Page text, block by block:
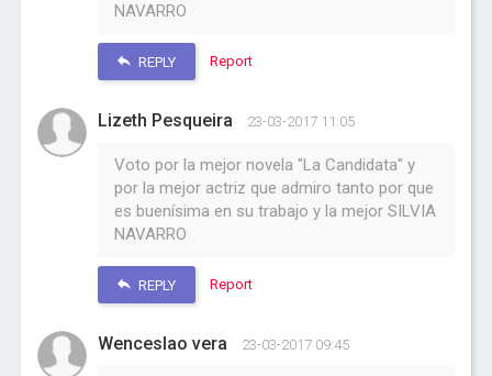
NAVARRO
REPLY Report
Lizeth Pesqueira 23-03-2017 11:05
Voto por la mejor novela "La Candidata" y
por la mejor actriz que admiro tanto por que
es buenísima en su trabajo y la mejor SILVIA
NAVARRO
REPLY Report
Wenceslao vera 23-03-2017 09:45